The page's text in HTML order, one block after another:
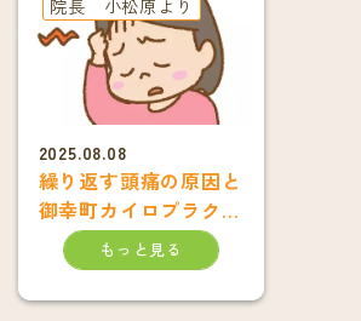
院長 小松原より
2025.08.08
繰り返す頭痛の原因と
御幸町カイロプラクテ
ィックでの対処法
もっと見る